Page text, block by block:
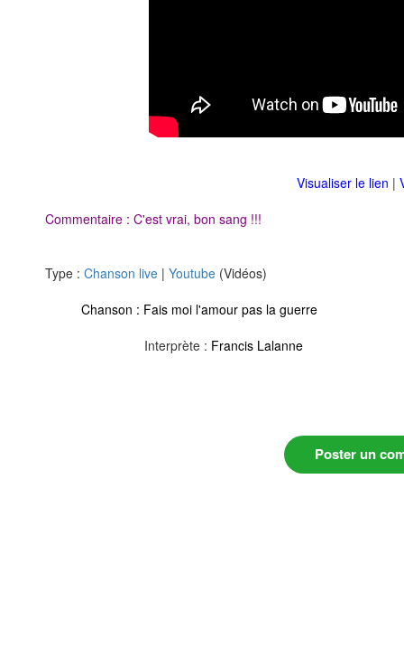
Visualiser le lien |
Commentaire : C'est vrai, bon sang !!!
Type : Chanson live | Youtube (Vidéos)
Chanson : Fais moi l'amour pas la guerre
Interprète : Francis Lalanne
Poster un